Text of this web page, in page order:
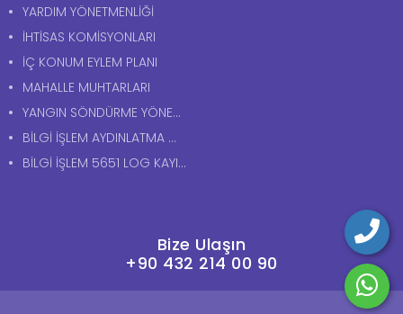
YARDIM YÖNETMENLİĞİ
İHTİSAS KOMİSYONLARI
İÇ KONUM EYLEM PLANI
MAHALLE MUHTARLARI
YANGIN SÖNDÜRME YÖNERGESİ
BİLGİ İŞLEM AYDINLATMA METNİ
BİLGİ İŞLEM 5651 LOG KAYITLARI AYDINLATMA METNİ
Bize Ulaşın
+90 432 214 00 90